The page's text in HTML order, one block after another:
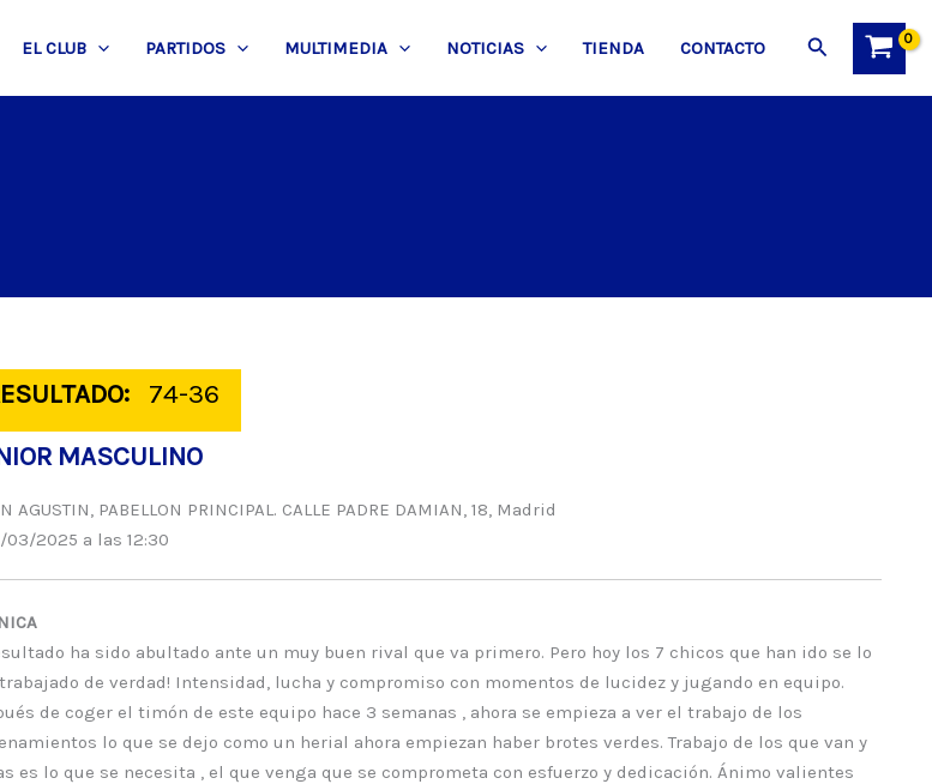
EL CLUB PARTIDOS MULTIMEDIA NOTICIAS TIENDA CONTACTO Buscar
74-36
MASCULINO
AGUSTIN, PABELLON PRINCIPAL. CALLE PADRE DAMIAN, 18, Madrid
03/2025 a las 12:30
ha sido abultado ante un muy buen rival que va primero. Pero hoy los 7 chicos que han ido se lo
de verdad! Intensidad, lucha y compromiso con momentos de lucidez y jugando en equipo.
de coger el timón de este equipo hace 3 semanas , ahora se empieza a ver el trabajo de los
lo que se dejo como un herial ahora empiezan haber brotes verdes. Trabajo de los que van y
es lo que se necesita , el que venga que se comprometa con esfuerzo y dedicación. Ánimo valientes